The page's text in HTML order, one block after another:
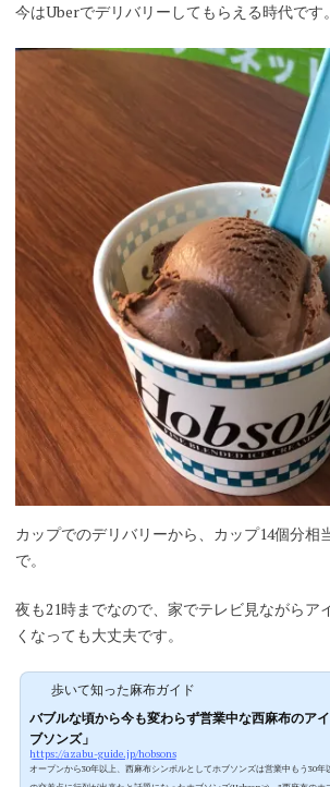
今はUberでデリバリーしてもらえる時代です。
カップでのデリバリーから、カップ14個分相
で。
夜も21時までなので、家でテレビ見ながらア
くなっても大丈夫です。
歩いて知った麻布ガイド
バブルな頃から今も変わらず営業中な西麻布のア
ブソンズ」
https://azabu-guide.jp/hobsons
オープンから30年以上、西麻布シンボルとしてホブソンズは営業中もう30年